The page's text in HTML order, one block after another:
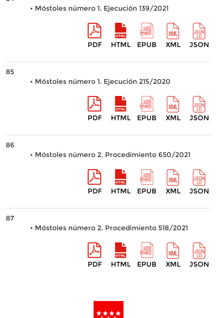
• Móstoles número 1. Ejecución 139/2021
PDF HTML EPUB XML JSON
85
• Móstoles número 1. Ejecución 215/2020
PDF HTML EPUB XML JSON
86
• Móstoles número 2. Procedimiento 650/2021
PDF HTML EPUB XML JSON
87
• Móstoles número 2. Procedimiento 518/2021
PDF HTML EPUB XML JSON